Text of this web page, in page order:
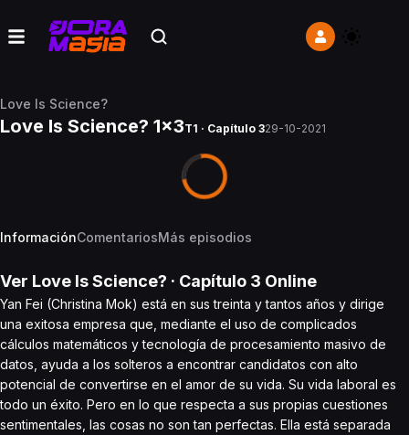
Love Is Science?
Love Is Science? 1x3T1 · Capítulo 329-10-2021
InformaciónComentariosMás episodios
Ver Love Is Science? · Capítulo 3 Online
Yan Fei (Christina Mok) está en sus treinta y tantos años y dirige
una exitosa empresa que, mediante el uso de complicados
cálculos matemáticos y tecnología de procesamiento masivo de
datos, ayuda a los solteros a encontrar candidatos con alto
potencial de convertirse en el amor de su vida. Su vida laboral es
todo un éxito. Pero en lo que respecta a sus propias cuestiones
sentimentales, las cosas no son tan perfectas. Ella está separada